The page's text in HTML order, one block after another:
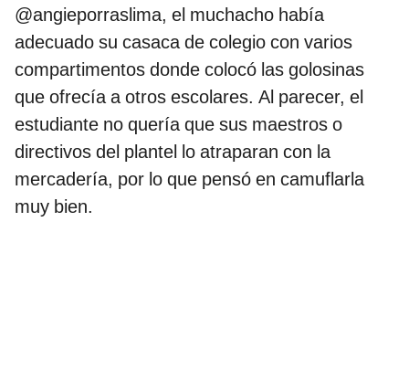
@angieporraslima, el muchacho había
adecuado su casaca de colegio con varios
compartimentos donde colocó las golosinas
que ofrecía a otros escolares. Al parecer, el
estudiante no quería que sus maestros o
directivos del plantel lo atraparan con la
mercadería, por lo que pensó en camuflarla
muy bien.